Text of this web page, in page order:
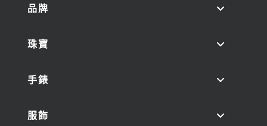
品牌
珠寶
手錶
服飾